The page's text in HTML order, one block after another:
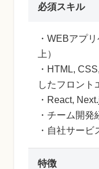
必須スキル
・WEBアプ
上）
・HTML,
したフロント
・React,
・チーム開発
・自社サー
特徴